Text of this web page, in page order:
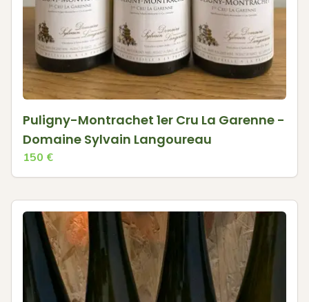
Puligny-Montrachet 1er Cru La Garenne -
Domaine Sylvain Langoureau
150 €